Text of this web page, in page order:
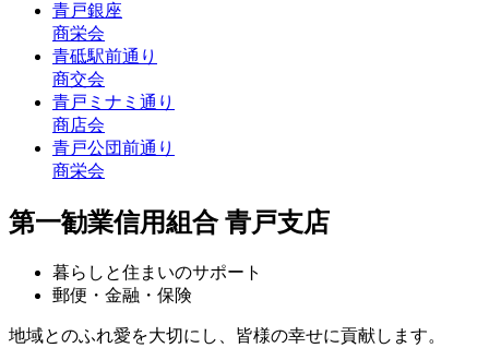
青戸銀座
商栄会
青砥駅前通り
商交会
青戸ミナミ通り
商店会
青戸公団前通り
商栄会
第一勧業信用組合 青戸支店
暮らしと住まいのサポート
郵便・金融・保険
地域とのふれ愛を大切にし、皆様の幸せに貢献します。